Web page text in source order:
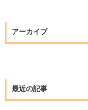
アーカイブ
最近の記事